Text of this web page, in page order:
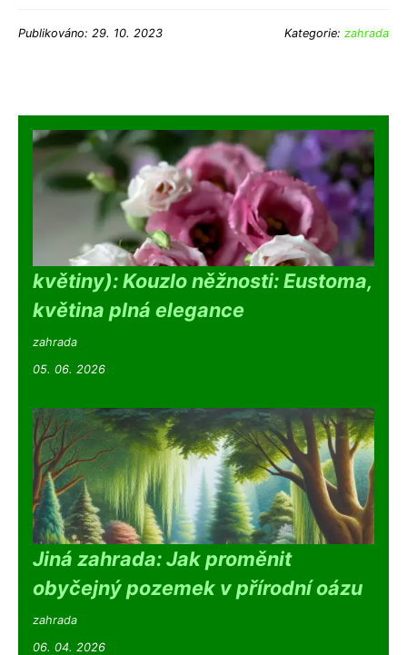
Publikováno: 29. 10. 2023 Kategorie: zahrada
květiny): Kouzlo něžnosti: Eustoma,
květina plná elegance
zahrada
05. 06. 2026
Jiná zahrada: Jak proměnit
obyčejný pozemek v přírodní oázu
zahrada
06. 04. 2026